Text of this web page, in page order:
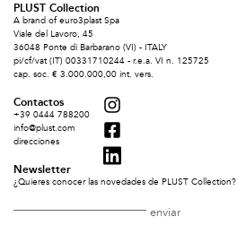
PLUST Collection
A brand of euro3plast Spa
Viale del Lavoro, 45
36048 Ponte di Barbarano (VI) - ITALY
pi/cf/vat (IT) 00331710244 - r.e.a. VI n. 125725
cap. soc. € 3.000.000,00 int. vers.
Contactos
+39 0444 788200
info@plust.com
direcciones
Newsletter
¿Quieres conocer las novedades de PLUST Collection?